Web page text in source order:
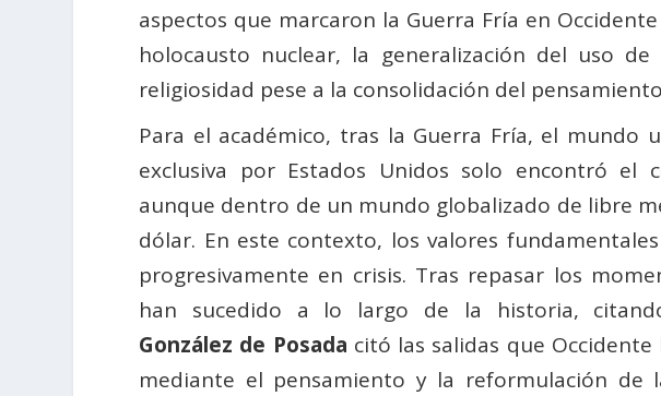
aspectos que marcaron la Guerra Fría en
holocausto nuclear, la generalización del uso
religiosidad pese a la consolidación del
Para el académico, tras la Guerra Fría, el mundo
exclusiva por Estados Unidos solo encontró el
aunque dentro de un mundo globalizado de libre
dólar. En este contexto, los valores
progresivamente en crisis. Tras repasar los
han sucedido a lo largo de la historia,
González de Posada citó las salidas que
mediante el pensamiento y la reformulación de